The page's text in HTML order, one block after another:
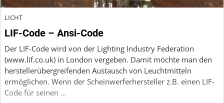
LICHT
LIF-Code – Ansi-Code
Der LIF-Code wird von der Lighting Industry Federation
(www.lif.co.uk) in London vergeben. Damit möchte man den
herstellerübergreifenden Austausch von Leuchtmitteln
ermöglichen. Wenn der Scheinwerferhersteller z.B. einen LIF-
Code für seinen …